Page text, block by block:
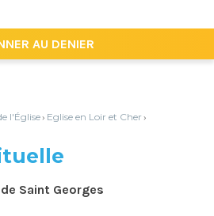
AU DENIER
l'Église› Eglise en Loir et Cher›
Saint Georges